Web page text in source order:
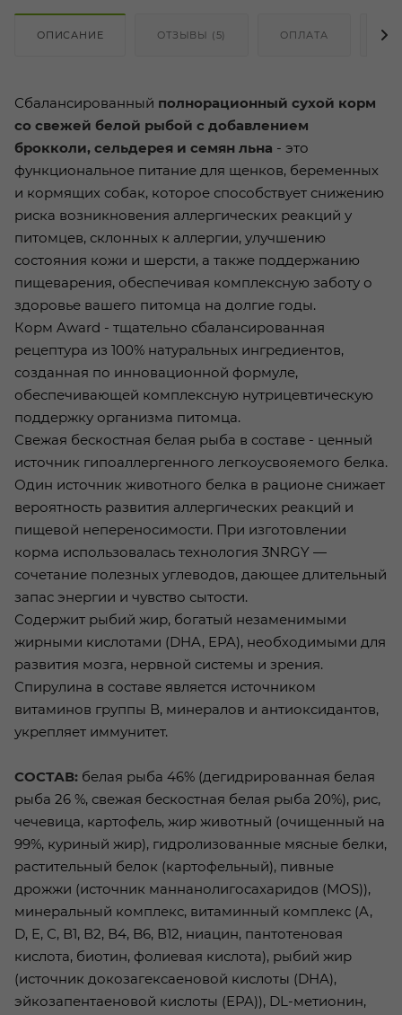
ОПИСАНИЕ ОТЗЫВЫ (5) ОПЛАТА
Сбалансированный полнорационный сухой корм
со свежей белой рыбой с добавлением
брокколи, сельдерея и семян льна - это
функциональное питание для щенков, беременных
и кормящих собак, которое способствует снижению
риска возникновения аллергических реакций у
питомцев, склонных к аллергии, улучшению
состояния кожи и шерсти, а также поддержанию
пищеварения, обеспечивая комплексную заботу о
здоровье вашего питомца на долгие годы.
Корм Award - тщательно сбалансированная
рецептура из 100% натуральных ингредиентов,
созданная по инновационной формуле,
обеспечивающей комплексную нутрицевтическую
поддержку организма питомца.
Свежая бескостная белая рыба в составе - ценный
источник гипоаллергенного легкоусвояемого белка.
Один источник животного белка в рационе снижает
вероятность развития аллергических реакций и
пищевой непереносимости. При изготовлении
корма использовалась технология 3NRGY —
сочетание полезных углеводов, дающее длительный
запас энергии и чувство сытости.
Содержит рыбий жир, богатый незаменимыми
жирными кислотами (DHA, EPA), необходимыми для
развития мозга, нервной системы и зрения.
Спирулина в составе является источником
витаминов группы В, минералов и антиоксидантов,
укрепляет иммунитет.
СОСТАВ: белая рыба 46% (дегидрированная белая
рыба 26 %, свежая бескостная белая рыба 20%), рис,
чечевица, картофель, жир животный (очищенный на
99%, куриный жир), гидролизованные мясные белки,
растительный белок (картофельный), пивные
дрожжи (источник маннанолигосахаридов (MOS)),
минеральный комплекс, витаминный комплекс (A,
D, E, С, В1, В2, В4, B6, В12, ниацин, пантотеновая
кислота, биотин, фолиевая кислота), рыбий жир
(источник докозагексаеновой кислоты (DHA),
эйкозапентаеновой кислоты (EPA)), DL-метионин,